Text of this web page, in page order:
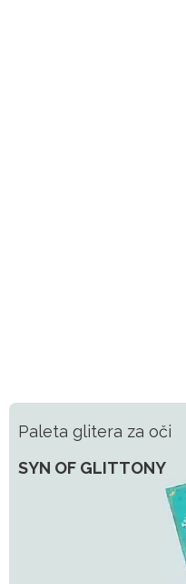
Paleta glitera za oči
SYN OF GLITTONY